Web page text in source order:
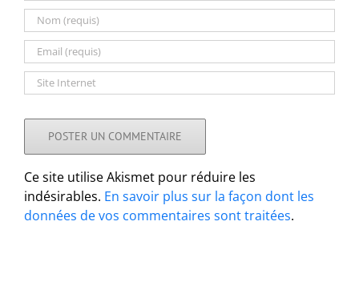
Ce site utilise Akismet pour réduire les
indésirables. En savoir plus sur la façon dont les
données de vos commentaires sont traitées.